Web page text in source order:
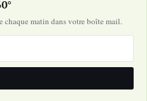
chaque matin dans votre boîte mail.